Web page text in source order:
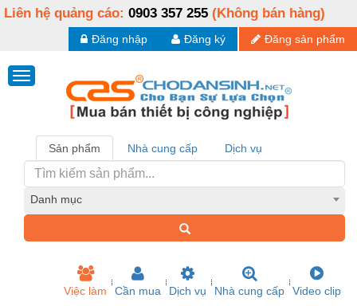
Liên hệ quảng cáo: 0903 357 255 (Không bán hàng)
Đăng sản phẩm
Đăng ký
Đăng nhập
Sản phẩm Nhà cung cấp Dịch vụ
Danh mục
Việc làm Cần mua Dịch vụ Nhà cung cấp Video clip